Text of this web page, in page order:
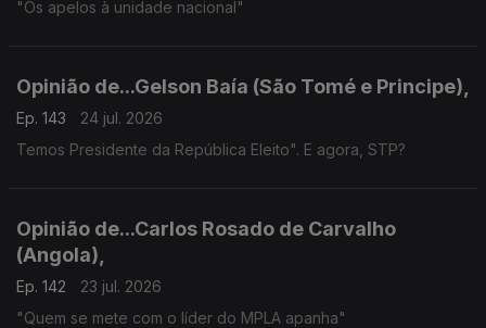
"Os apelos à unidade nacional"
Opinião de...Gelson Baía (São Tomé e Principe),
Ep. 143
24 jul. 2026
Temos Presidente da República Eleito". E agora, STP?
Opinião de...Carlos Rosado de Carvalho
(Angola),
Ep. 142
23 jul. 2026
"Quem se mete com o líder do MPLA apanha"